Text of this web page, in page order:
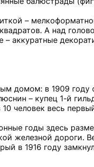
–
А над
– аккуратные
домом: в 1909 году
– купец 1-й
человек весь
годы здесь
железной дороги.
в 1916 году